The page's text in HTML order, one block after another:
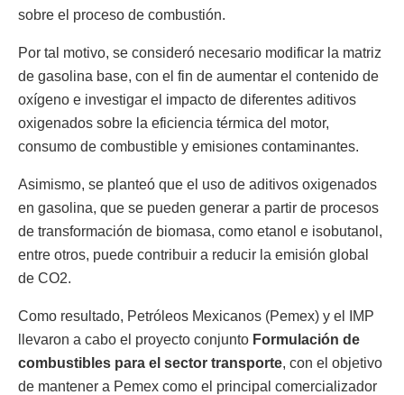
sobre el proceso de combustión.
Por tal motivo, se consideró necesario modificar la matriz
de gasolina base, con el fin de aumentar el contenido de
oxígeno e investigar el impacto de diferentes aditivos
oxigenados sobre la eficiencia térmica del motor,
consumo de combustible y emisiones contaminantes.
Asimismo, se planteó que el uso de aditivos oxigenados
en gasolina, que se pueden generar a partir de procesos
de transformación de biomasa, como etanol e isobutanol,
entre otros, puede contribuir a reducir la emisión global
de CO2.
Como resultado, Petróleos Mexicanos (Pemex) y el IMP
llevaron a cabo el proyecto conjunto Formulación de
combustibles para el sector transporte, con el objetivo
de mantener a Pemex como el principal comercializador